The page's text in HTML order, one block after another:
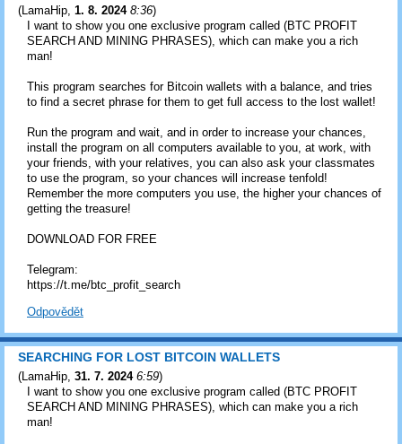
(LamaHip, 1. 8. 2024 8:36)
I want to show you one exclusive program called (BTC PROFIT
SEARCH AND MINING PHRASES), which can make you a rich
man!
This program searches for Bitcoin wallets with a balance, and tries
to find a secret phrase for them to get full access to the lost wallet!
Run the program and wait, and in order to increase your chances,
install the program on all computers available to you, at work, with
your friends, with your relatives, you can also ask your classmates
to use the program, so your chances will increase tenfold!
Remember the more computers you use, the higher your chances of
getting the treasure!
DOWNLOAD FOR FREE
Telegram:
https://t.me/btc_profit_search
Odpovědět
SEARCHING FOR LOST BITCOIN WALLETS
(LamaHip, 31. 7. 2024 6:59)
I want to show you one exclusive program called (BTC PROFIT
SEARCH AND MINING PHRASES), which can make you a rich
man!